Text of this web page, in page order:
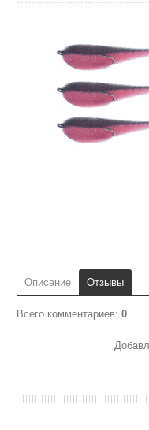
Описание Отзывы
Всего комментариев: 0